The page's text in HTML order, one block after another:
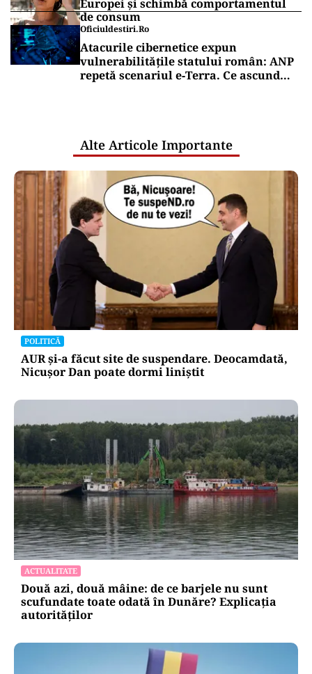
Europei și schimbă comportamentul
de consum
Oficiuldestiri.ro
Atacurile cibernetice expun
vulnerabilitățile statului român: ANP
repetă scenariul e‑Terra. Ce ascund
Alte Articole Importante
POLITICĂ
AUR și-a făcut site de suspendare. Deocamdată,
Nicușor Dan poate dormi liniștit
ACTUALITATE
Două azi, două mâine: de ce barjele nu sunt
scufundate toate odată în Dunăre? Explicația
autorităților